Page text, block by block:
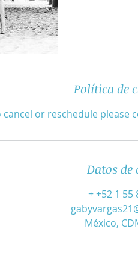
Política de
cancel or reschedule please
Datos de
+ +52 1 55
México,